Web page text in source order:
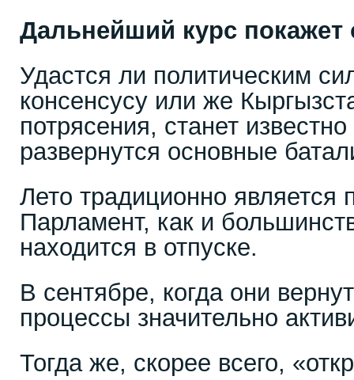
Дальнейший курс покажет
Удастся ли политическим
консенсусу или же
потрясения, станет
развернутся основные
Лето традиционно является
Парламент, как и
находится в отпуске.
В сентябре, когда они
процессы значительно
Тогда же, скорее всего,